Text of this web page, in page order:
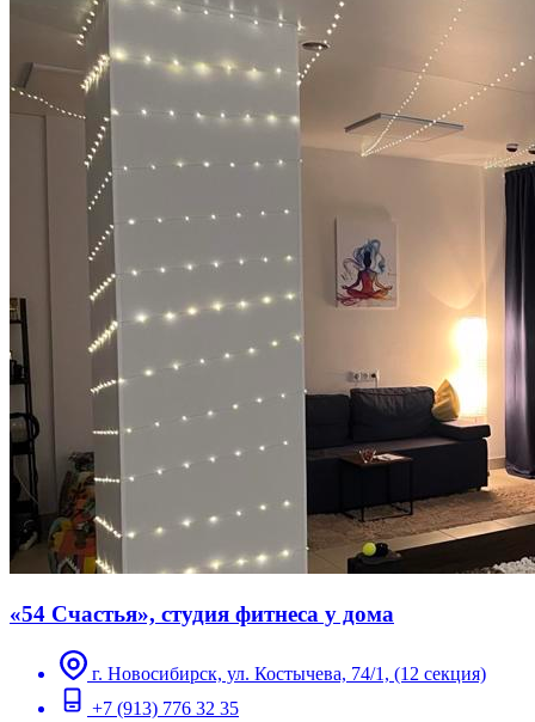
«54 Счастья», студия фитнеса у дома
г. Новосибирск, ул. Костычева, 74/1, (12 секция)
+7 (913) 776 32 35